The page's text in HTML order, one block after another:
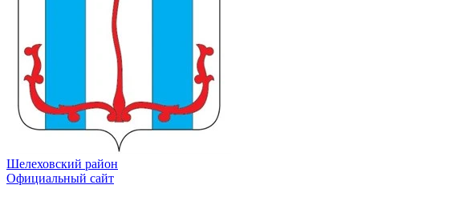
Шелеховский район
Официальный сайт